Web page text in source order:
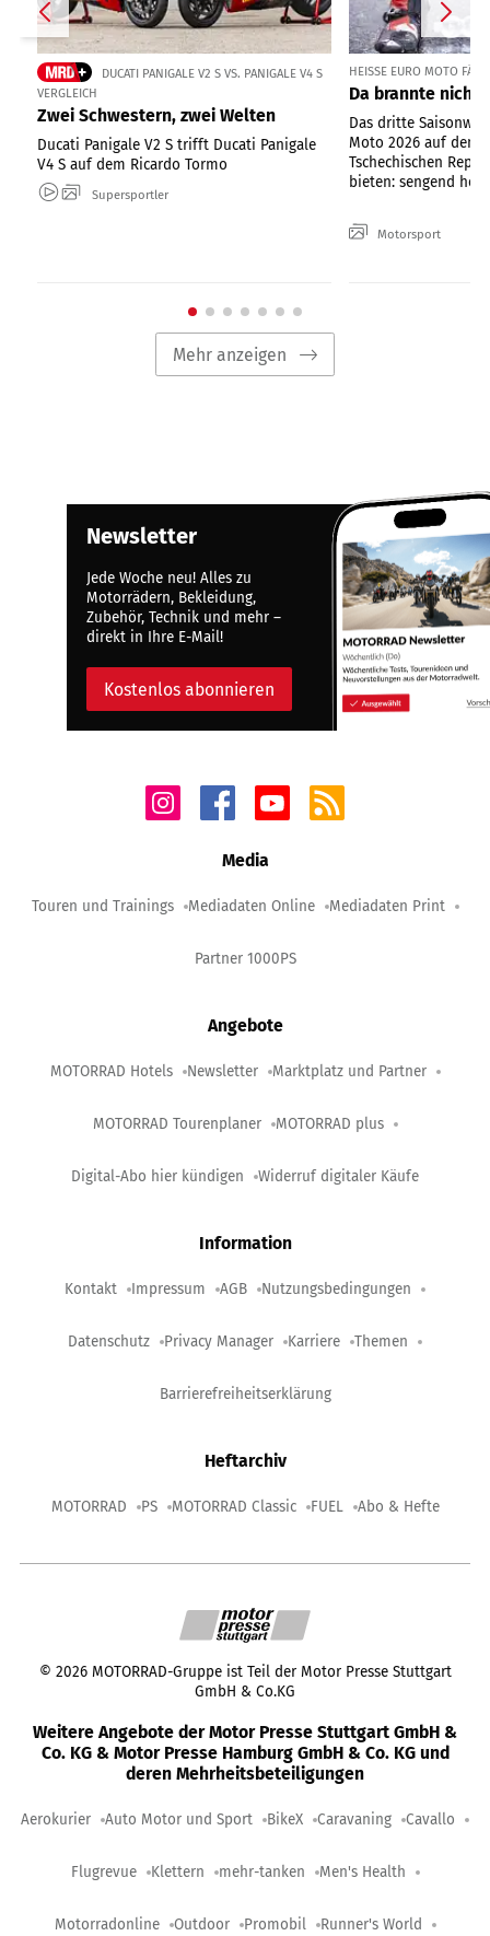
DUCATI PANIGALE V2 S VS. PANIGALE V4 S
VERGLEICH
Zwei Schwestern, zwei Welten
Ducati Panigale V2 S trifft Ducati Panigale
V4 S auf dem Ricardo Tormo
Supersportler
HEISSE EURO MOTO
Da brannte nicht
Das dritte
Moto 2026 auf dem
Tschechischen
bieten: sengend
Motorsport
Mehr anzeigen
Newsletter
Jede Woche neu! Alles zu
Motorrädern, Bekleidung,
Zubehör, Technik und mehr –
direkt in Ihre E-Mail!
Kostenlos abonnieren
Media
Touren und Trainings Mediadaten Online Mediadaten Print
Partner 1000PS
Angebote
MOTORRAD Hotels Newsletter Marktplatz und Partner
MOTORRAD Tourenplaner MOTORRAD plus
Digital-Abo hier kündigen Widerruf digitaler Käufe
Information
Kontakt Impressum AGB Nutzungsbedingungen
Datenschutz Privacy Manager Karriere Themen
Barrierefreiheitserklärung
Heftarchiv
MOTORRAD PS MOTORRAD Classic FUEL Abo & Hefte
© 2026 MOTORRAD-Gruppe ist Teil der Motor Presse Stuttgart
GmbH & Co.KG
Weitere Angebote der Motor Presse Stuttgart GmbH &
Co. KG & Motor Presse Hamburg GmbH & Co. KG und
deren Mehrheitsbeteiligungen
Aerokurier Auto Motor und Sport BikeX Caravaning Cavallo
Flugrevue Klettern mehr-tanken Men's Health
Motorradonline Outdoor Promobil Runner's World